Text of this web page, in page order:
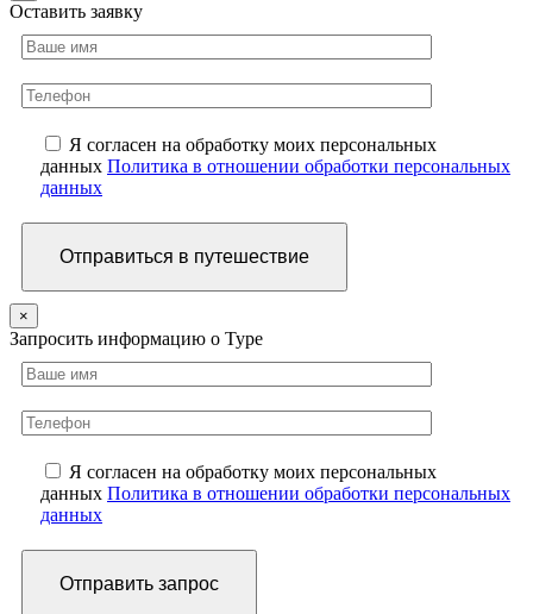
Оставить заявку
Я согласен на обработку моих персональных
данных Политика в отношении обработки персональных
данных
×
Запросить информацию о Туре
Я согласен на обработку моих персональных
данных Политика в отношении обработки персональных
данных